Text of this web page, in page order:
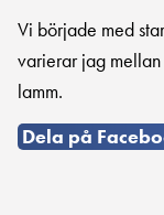
Vi började med
varierar jag
lamm.
Dela på